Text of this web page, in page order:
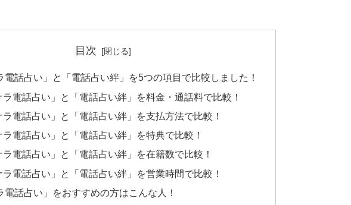
目次
電話占い」と「電話占い絆」を5つの項目で比較しました！
ラ電話占い」と「電話占い絆」を料金・通話料で比較！
ラ電話占い」と「電話占い絆」を支払方法で比較！
電話占い」と「電話占い絆」を特典で比較！
電話占い」と「電話占い絆」を在籍数で比較！
ラ電話占い」と「電話占い絆」を営業時間で比較！
電話占い」をおすすめの方はこんな人！